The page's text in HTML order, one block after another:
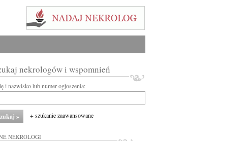
nekrologów i wspomnień
i nazwisko lub numer ogłoszenia:
+ szukanie zaawansowane
NEKROLOGI